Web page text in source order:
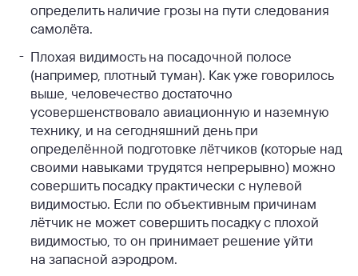
определить наличие грозы на пути следования
самолёта.
Плохая видимость на посадочной полосе
(например, плотный туман). Как уже говорилось
выше, человечество достаточно
усовершенствовало авиационную и наземную
технику, и на сегодняшний день при
определённой подготовке лётчиков (которые над
своими навыками трудятся непрерывно) можно
совершить посадку практически с нулевой
видимостью. Если по объективным причинам
лётчик не может совершить посадку с плохой
видимостью, то он принимает решение уйти
на запасной аэродром.